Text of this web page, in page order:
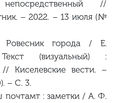
//
– 2022. – 13 июля (№
Ровесник города / Е.
(визуальный) :
// Киселевские вести. –
– С. 3.
: заметки / А. Ф.